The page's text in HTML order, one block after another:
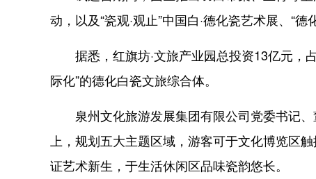
动，以及“瓷观·观止”中国白·德化瓷艺术展、“
据悉，红旗坊·文旅产业园总投资13亿元，
际化”的德化白瓷文旅综合体。
泉州文化旅游发展集团有限公司党委书记、
上，规划五大主题区域，游客可于文化博览区
证艺术新生，于生活休闲区品味瓷韵悠长。